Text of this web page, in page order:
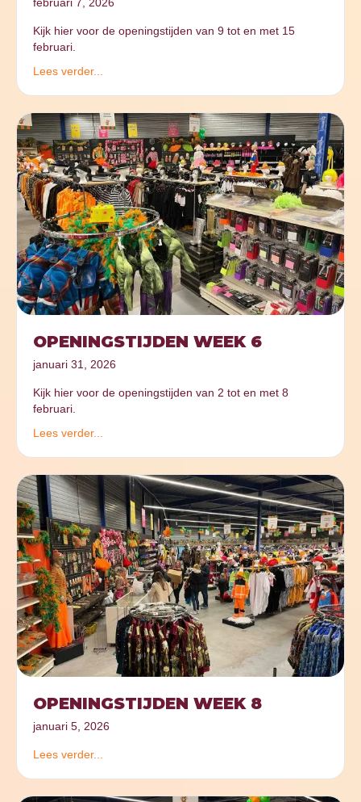
Kijk hier voor de openingstijden van 9 tot en met 15
februari.
Lees verder...
OPENINGSTIJDEN WEEK 6
januari 31, 2026
Kijk hier voor de openingstijden van 2 tot en met 8
februari.
Lees verder...
OPENINGSTIJDEN WEEK 8
januari 5, 2026
Lees verder...